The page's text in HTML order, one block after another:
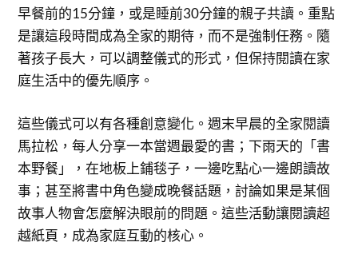
早餐前的15分鐘，或是睡前30分鐘的親子共讀。重點
是讓這段時間成為全家的期待，而不是強制任務。隨
著孩子長大，可以調整儀式的形式，但保持閱讀在家
庭生活中的優先順序。
這些儀式可以有各種創意變化。週末早晨的全家閱讀
馬拉松，每人分享一本當週最愛的書；下雨天的「書
本野餐」，在地板上鋪毯子，一邊吃點心一邊朗讀故
事；甚至將書中角色變成晚餐話題，討論如果是某個
故事人物會怎麼解決眼前的問題。這些活動讓閱讀超
越紙頁，成為家庭互動的核心。